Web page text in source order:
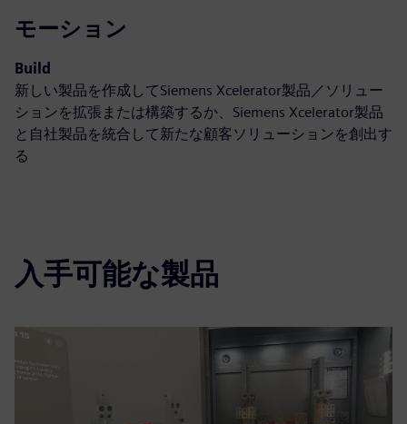
モーション
Build
新しい製品を作成してSiemens Xcelerator製品／ソリュー
ションを拡張または構築するか、Siemens Xcelerator製品
と自社製品を統合して新たな顧客ソリューションを創出す
る
入手可能な製品